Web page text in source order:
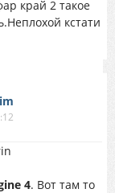
край 2 такое
кстати
4. Вот там то